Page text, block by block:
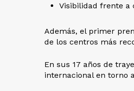
Visibilidad frente a
Además, el primer
de los centros más
En sus 17 años de
internacional en torno